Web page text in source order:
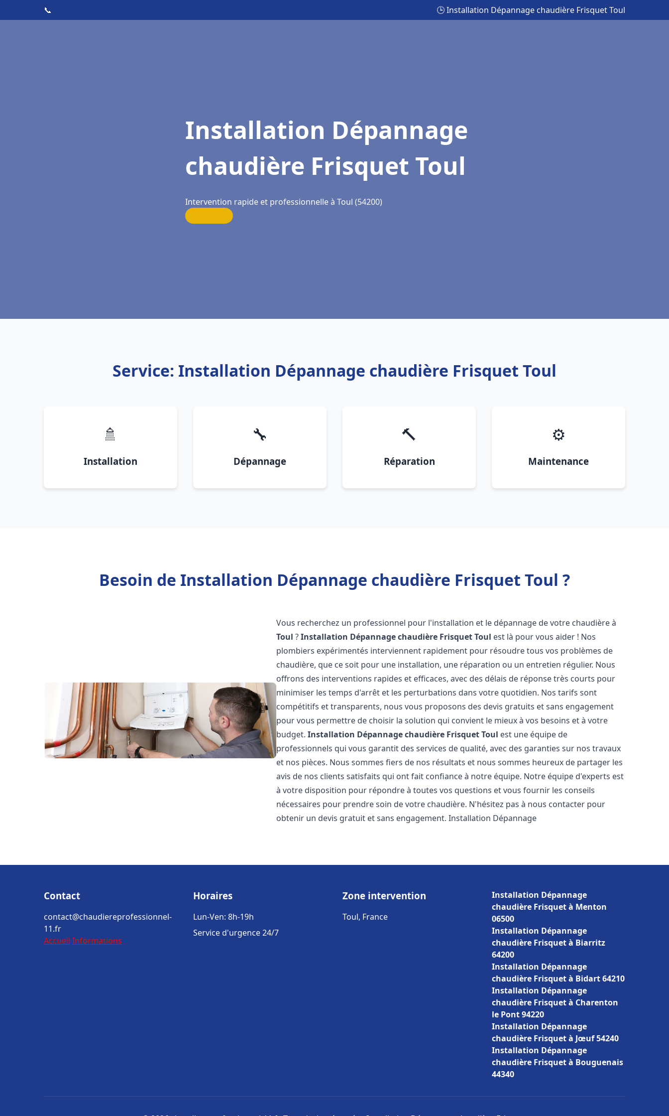
📞 🕒 Installation Dépannage chaudière Frisquet Toul
Installation Dépannage
chaudière Frisquet Toul
Intervention rapide et professionnelle à Toul (54200)
Service: Installation Dépannage chaudière Frisquet Toul
🚿
Installation
🔧
Dépannage
🔨
Réparation
⚙️
Maintenance
Besoin de Installation Dépannage chaudière Frisquet Toul ?
Vous recherchez un professionnel pour l'installation et le dépannage de votre chaudière à
Toul ?Installation Dépannage chaudière FrisquetToul est là pour vous aider ! Nos
plombiers expérimentés interviennent rapidement pour résoudre tous vos problèmes de
chaudière, que ce soit pour une installation, une réparation ou un entretien régulier. Nous
offrons des interventions rapides et efficaces, avec des délais de réponse très courts pour
minimiser les temps d'arrêt et les perturbations dans votre quotidien. Nos tarifs sont
compétitifs et transparents, nous vous proposons des devis gratuits et sans engagement
pour vous permettre de choisir la solution qui convient le mieux à vos besoins et à votre
budget.Installation Dépannage chaudière FrisquetToul est une équipe de
professionnels qui vous garantit des services de qualité, avec des garanties sur nos travaux
et nos pièces. Nous sommes fiers de nos résultats et nous sommes heureux de partager les
avis de nos clients satisfaits qui ont fait confiance à notre équipe. Notre équipe d'experts est
à votre disposition pour répondre à toutes vos questions et vous fournir les conseils
nécessaires pour prendre soin de votre chaudière. N'hésitez pas à nous contacter pour
obtenir un devis gratuit et sans engagement. Installation Dépannage
Contact
contact@chaudiereprofessionnel-
11.fr
Accueil Informations
Horaires
Lun-Ven: 8h-19h
Service d'urgence 24/7
Zone intervention
Toul, France
Installation Dépannage
chaudière Frisquet à Menton
06500
Installation Dépannage
chaudière Frisquet à Biarritz
64200
Installation Dépannage
chaudière Frisquet à Bidart 64210
Installation Dépannage
chaudière Frisquet à Charenton
le Pont 94220
Installation Dépannage
chaudière Frisquet à Jœuf 54240
Installation Dépannage
chaudière Frisquet à Bouguenais
44340